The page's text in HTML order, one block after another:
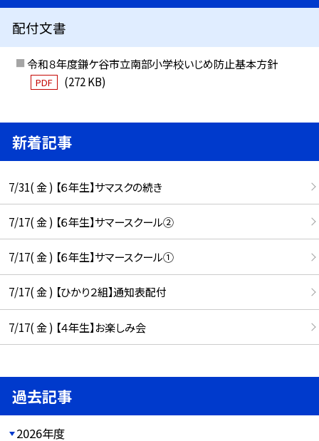
配付文書
令和８年度鎌ケ谷市立南部小学校いじめ防止基本方針
PDF (272 KB)
新着記事
7/31( 金 ) 【６年生】サマスクの続き
7/17( 金 ) 【６年生】サマースクール②
7/17( 金 ) 【６年生】サマースクール①
7/17( 金 ) 【ひかり２組】通知表配付
7/17( 金 ) 【４年生】お楽しみ会
過去記事
2026年度